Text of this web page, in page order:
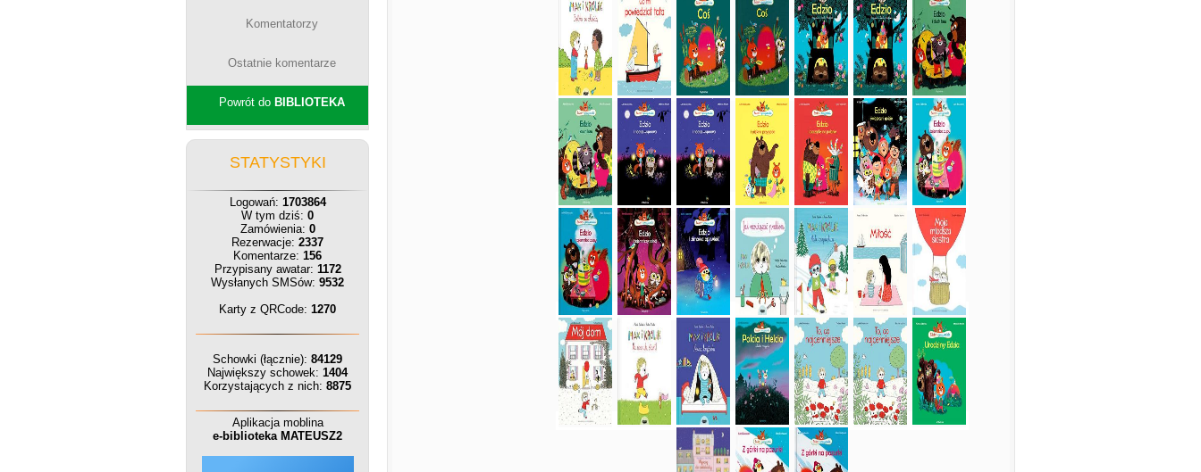
Komentatorzy
Ostatnie komentarze
Powrót do BIBLIOTEKA
STATYSTYKI
Logowań: 1703864
W tym dziś: 0
Zamówienia: 0
Rezerwacje: 2337
Komentarze: 156
Przypisany awatar: 1172
Wysłanych SMSów: 9532
Karty z QRCode: 1270
Schowki (łącznie): 84129
Największy schowek: 1404
Korzystających z nich: 8875
Aplikacja moblina
e-biblioteka MATEUSZ2